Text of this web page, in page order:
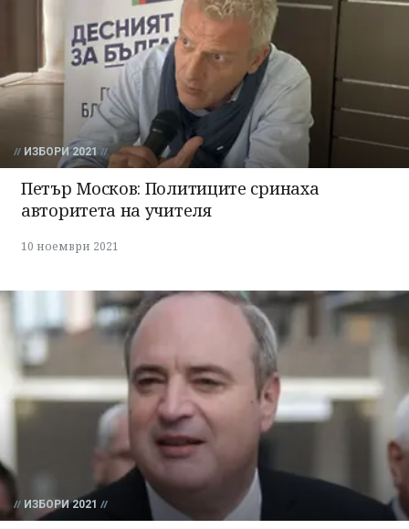
ИЗБОРИ 2021
Петър Москов: Политиците сринаха
авторитета на учителя
10 ноември 2021
ИЗБОРИ 2021